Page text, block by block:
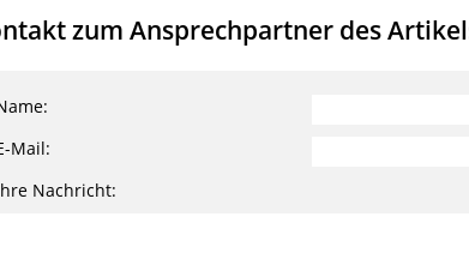
zum Ansprechpartner des
Mail:
Nachricht: